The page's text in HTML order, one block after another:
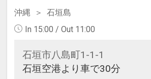
沖縄
石垣島
In 15:00 / Out 11:00
石垣市八島町1-1-1
石垣空港より車で30分